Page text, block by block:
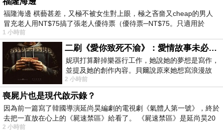
福隆海邊 棋藝甚差，又極不被女生對上眼，極之吝嗇又cheap的男人
冒充老人用NT$75搞了張老人優待票（優待票─NT$75。只適用於
1 小時前
二刷《愛你致死不渝》：愛情故事未必是浪漫故事
妮琪打算辭掉樂器行工作，她說她的夢想是寫作，
並提及她的創作內容。貝爾說原來她想寫浪漫故
事，妮琪回應：「不是浪漫故事，是愛情
2 小時前
喪屍片也是現代啟示錄？
因為前一篇寫了韓國導演延尚昊編劇的電視劇《氣體人第一號》，終於
去把一直放在心上的《屍速禁區》給看了。 《屍速禁區》是延尚昊20
2 小時前